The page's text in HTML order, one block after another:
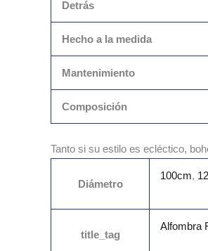
Detrás
Hecho a la medida
Mantenimiento
Composición
Tanto si su estilo es ecléctico,
Diámetro
100cm,
title_tag
Alfombra